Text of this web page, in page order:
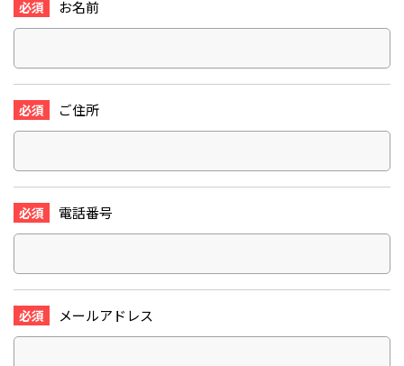
必須 お名前
必須 ご住所
必須 電話番号
必須 メールアドレス